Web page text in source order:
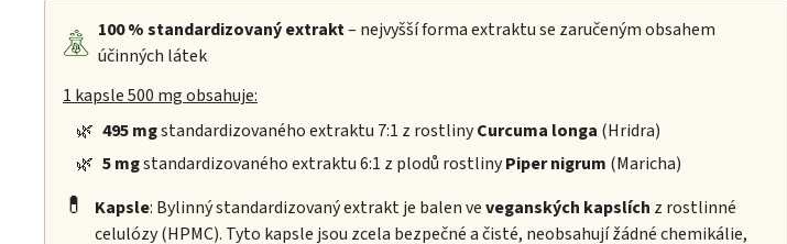
100 %standardizovaný extrakt– nejvyšší forma extraktu se zaručeným obsahem
účinných látek
1 kapsle 500 mg obsahuje:
🌿 495 mgstandardizovaného extraktu 7:1 z rostlinyCurcuma longa (Hridra)
🌿 5 mgstandardizovaného extraktu 6:1 z plodů rostlinyPiper nigrum (Maricha)
💊 Kapsle: Bylinný standardizovaný extrakt je balen veveganských kapslích z rostlinné
celulózy (HPMC). Tyto kapsle jsou zcela bezpečné a čisté, neobsahují žádné chemikálie,